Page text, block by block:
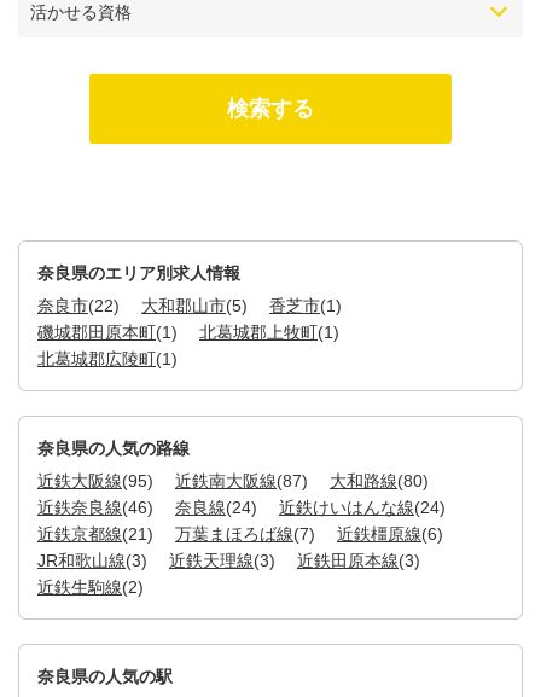
活かせる資格
奈良県のエリア別求人情報
奈良市(22) 大和郡山市(5) 香芝市(1)
磯城郡田原本町(1) 北葛城郡上牧町(1)
北葛城郡広陵町(1)
奈良県の人気の路線
近鉄大阪線(95) 近鉄南大阪線(87) 大和路線(80)
近鉄奈良線(46) 奈良線(24) 近鉄けいはんな線(24)
近鉄京都線(21) 万葉まほろば線(7) 近鉄橿原線(6)
JR和歌山線(3) 近鉄天理線(3) 近鉄田原本線(3)
近鉄生駒線(2)
奈良県の人気の駅